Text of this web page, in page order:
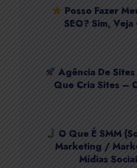
Posso Fazer
SEO? Sim, Veja
Agência De
Que Cria Sites –
O Que É SMM
Marketing /
Mídias